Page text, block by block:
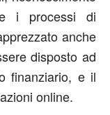
i processi di
anche
disposto ad
finanziario, e il
online.